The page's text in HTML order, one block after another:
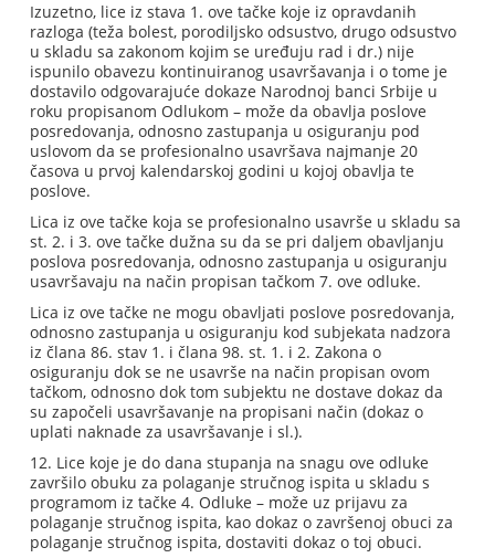
Izuzetno, lice iz stava 1. ove tačke koje iz opravdanih
razloga (teža bolest, porodiljsko odsustvo, drugo odsustvo
u skladu sa zakonom kojim se uređuju rad i dr.) nije
ispunilo obavezu kontinuiranog usavršavanja i o tome je
dostavilo odgovarajuće dokaze Narodnoj banci Srbije u
roku propisanom Odlukom – može da obavlja poslove
posredovanja, odnosno zastupanja u osiguranju pod
uslovom da se profesionalno usavršava najmanje 20
časova u prvoj kalendarskoj godini u kojoj obavlja te
poslove.
Lica iz ove tačke koja se profesionalno usavrše u skladu sa
st. 2. i 3. ove tačke dužna su da se pri daljem obavljanju
poslova posredovanja, odnosno zastupanja u osiguranju
usavršavaju na način propisan tačkom 7. ove odluke.
Lica iz ove tačke ne mogu obavljati poslove posredovanja,
odnosno zastupanja u osiguranju kod subjekata nadzora
iz člana 86. stav 1. i člana 98. st. 1. i 2. Zakona o
osiguranju dok se ne usavrše na način propisan ovom
tačkom, odnosno dok tom subjektu ne dostave dokaz da
su započeli usavršavanje na propisani način (dokaz o
uplati naknade za usavršavanje i sl.).
12. Lice koje je do dana stupanja na snagu ove odluke
završilo obuku za polaganje stručnog ispita u skladu s
programom iz tačke 4. Odluke – može uz prijavu za
polaganje stručnog ispita, kao dokaz o završenoj obuci za
polaganje stručnog ispita, dostaviti dokaz o toj obuci.